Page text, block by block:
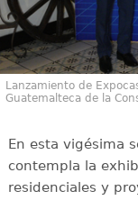
Lanzamiento de
Guatemalteca de la
En esta vigésima
contempla la
residenciales y